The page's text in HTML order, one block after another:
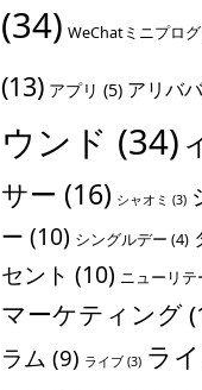
(34) WeChatミニプロ
(13) アプリ (5) アリババ
ウンド (34)
サー (16) シャオミ (3)
ー (10) シングルデー (4)
セント (10) ニューリテ
マーケティング
ラム (9) ライブ (3) ラ